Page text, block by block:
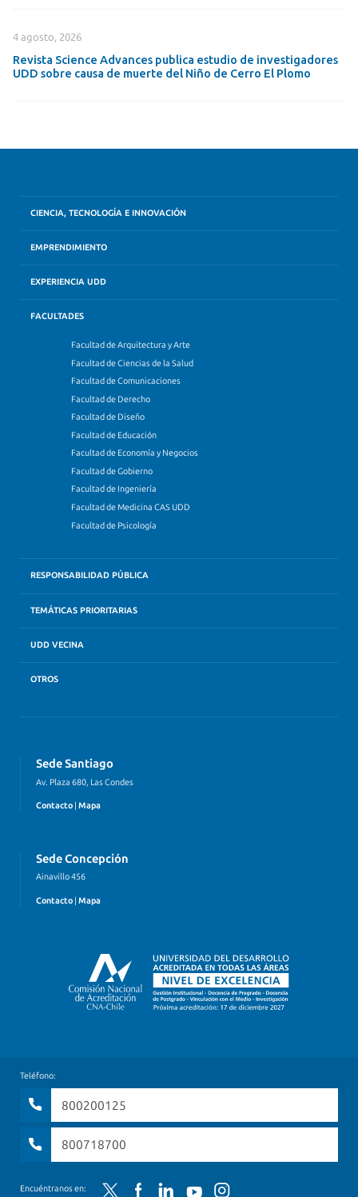
4 agosto, 2026
Revista Science Advances publica estudio de investigadores
UDD sobre causa de muerte del Niño de Cerro El Plomo
CIENCIA, TECNOLOGÍA E INNOVACIÓN
EMPRENDIMIENTO
EXPERIENCIA UDD
FACULTADES
Facultad de Arquitectura y Arte
Facultad de Ciencias de la Salud
Facultad de Comunicaciones
Facultad de Derecho
Facultad de Diseño
Facultad de Educación
Facultad de Economía y Negocios
Facultad de Gobierno
Facultad de Ingeniería
Facultad de Medicina CAS UDD
Facultad de Psicología
RESPONSABILIDAD PÚBLICA
TEMÁTICAS PRIORITARIAS
UDD VECINA
OTROS
Sede Santiago
Av. Plaza 680, Las Condes
Contacto | Mapa
Sede Concepción
Ainavillo 456
Contacto | Mapa
Teléfono:
800200125
800718700
Encuéntranos en: Twitter FacebookLinkedInYouTubeInstagram